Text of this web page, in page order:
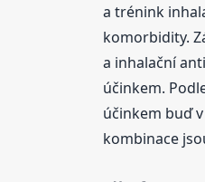
a trénink
komorbidity.
a inhalační
účinkem.
účinkem buď
kombinace